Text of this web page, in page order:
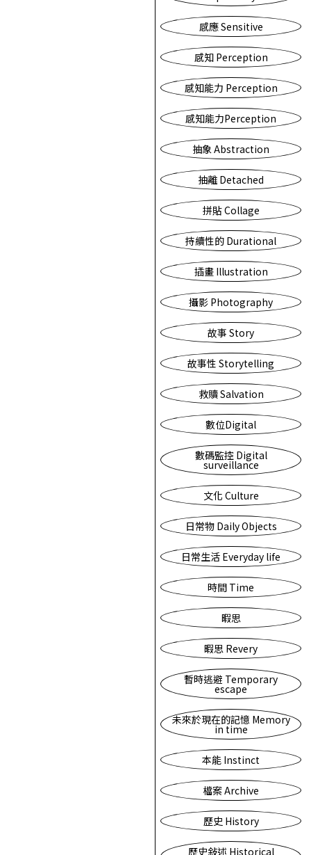
感應 Sensitive
感知 Perception
感知能力 Perception
感知能力Perception
抽象 Abstraction
抽離 Detached
拼貼 Collage
持續性的 Durational
插畫 Illustration
攝影 Photography
故事 Story
故事性 Storytelling
救贖 Salvation
數位Digital
數碼監控 Digital
surveillance
文化 Culture
日常物 Daily Objects
日常生活 Everyday life
時間 Time
暇思
暇思 Revery
暫時逃避 Temporary
escape
未來於現在的記憶 Memory
in time
本能 Instinct
檔案 Archive
歷史 History
歷史敍述 Historical